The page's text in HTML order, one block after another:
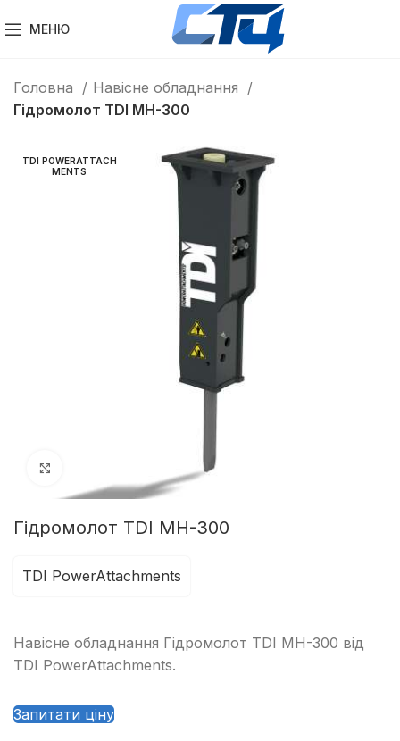
МЕНЮ
Головна
Навісне обладнання
Гідромолот TDI MH-300
TDI POWERATTACH
MENTS
Клацніть, щоб збільшити
Гідромолот TDI MH-300
TDI PowerAttachments
Навісне обладнання Гідромолот TDI MH-300 від
TDI PowerAttachments.
Запитати ціну